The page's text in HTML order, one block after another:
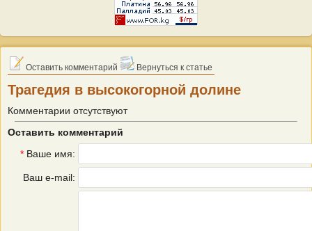
Оставить комментарий Вернуться к статье
Трагедия в высокогорной долине
Комментарии отсутствуют
Оставить комментарий
* Ваше имя:
Ваш e-mail: